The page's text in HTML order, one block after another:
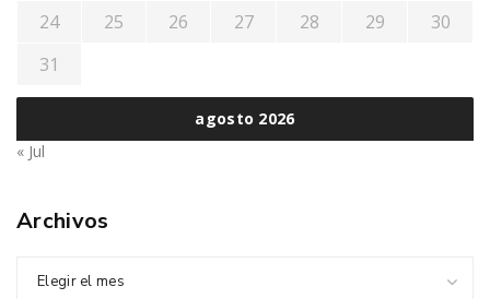
agosto 2026
24
25 26 27 28 29
30
31
« Jul
Archivos
Elegir el mes